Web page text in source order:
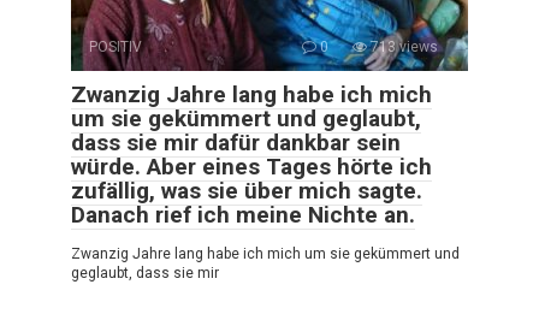
POSITIV 0 713 views
Zwanzig Jahre lang habe ich mich
um sie gekümmert und geglaubt,
dass sie mir dafür dankbar sein
würde. Aber eines Tages hörte ich
zufällig, was sie über mich sagte.
Danach rief ich meine Nichte an.
Zwanzig Jahre lang habe ich mich um sie gekümmert und
geglaubt, dass sie mir